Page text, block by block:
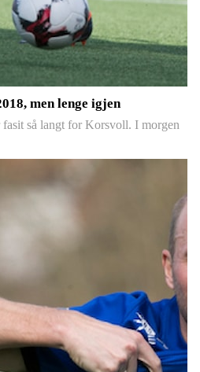
men lenge igjen
fasit så langt for Korsvoll. I morgen